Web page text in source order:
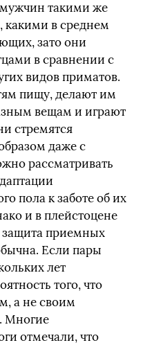
такими же
в среднем
зато они
в сравнении с
видов приматов.
пищу, делают им
вещам и играют
стремятся
даже с
рассматривать
пола к заботе об их
и в плейстоцене
защита приемных
Если пары
лет
того, что
а не своим
Многие
отмечали, что